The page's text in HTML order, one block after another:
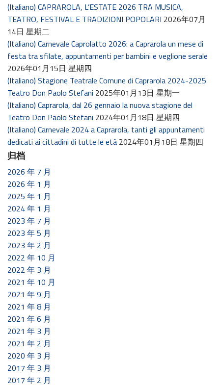
(Italiano) CAPRAROLA, L’ESTATE 2026 TRA MUSICA,
TEATRO, FESTIVAL E TRADIZIONI POPOLARI 2026年07月
14日 星期二
(Italiano) Carnevale Caprolatto 2026: a Caprarola un mese di
festa tra sfilate, appuntamenti per bambini e veglione serale
2026年01月15日 星期四
(Italiano) Stagione Teatrale Comune di Caprarola 2024-2025
Teatro Don Paolo Stefani 2025年01月13日 星期一
(Italiano) Caprarola, dal 26 gennaio la nuova stagione del
Teatro Don Paolo Stefani 2024年01月18日 星期四
(Italiano) Carnevale 2024 a Caprarola, tanti gli appuntamenti
dedicati ai cittadini di tutte le età 2024年01月18日 星期四
归档
2026 年 7 月
2026 年 1 月
2025 年 1 月
2024 年 1 月
2023 年 7 月
2023 年 5 月
2023 年 2 月
2022 年 10 月
2022 年 3 月
2021 年 10 月
2021 年 9 月
2021 年 8 月
2021 年 6 月
2021 年 3 月
2021 年 2 月
2020 年 3 月
2017 年 3 月
2017 年 2 月